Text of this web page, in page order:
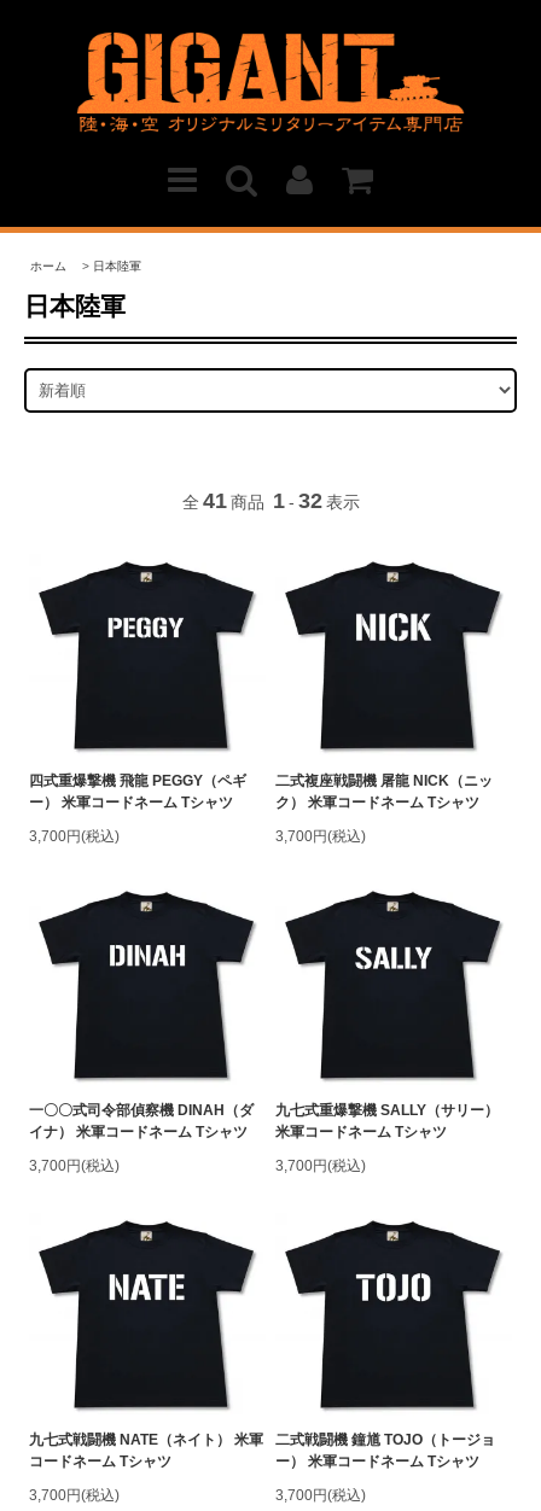
ホーム > 日本陸軍
日本陸軍
全 41 商品 1 - 32 表示
四式重爆撃機 飛龍 PEGGY（ペギ
ー） 米軍コードネーム Tシャツ
3,700円(税込)
二式複座戦闘機 屠龍 NICK（ニッ
ク） 米軍コードネーム Tシャツ
3,700円(税込)
一〇〇式司令部偵察機 DINAH（ダ
イナ） 米軍コードネーム Tシャツ
3,700円(税込)
九七式重爆撃機 SALLY（サリー）
米軍コードネーム Tシャツ
3,700円(税込)
九七式戦闘機 NATE（ネイト） 米軍
コードネーム Tシャツ
3,700円(税込)
二式戦闘機 鐘馗 TOJO（トージョ
ー） 米軍コードネーム Tシャツ
3,700円(税込)